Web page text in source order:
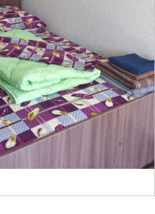
На Звёздной